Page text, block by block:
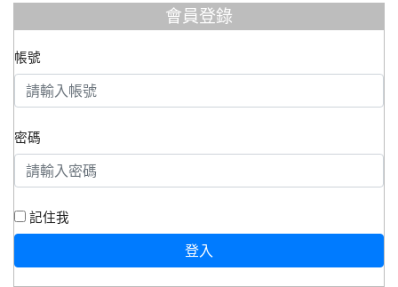
會員登錄
帳號
密碼
記住我
登入